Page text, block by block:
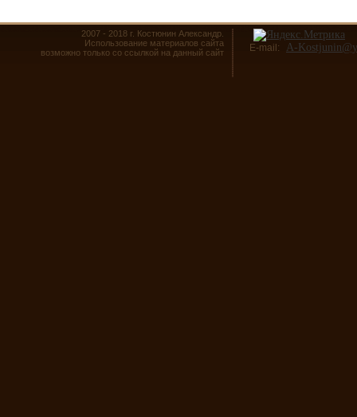
2007 - 2018 г. Костюнин Александр.
Использование материалов сайта
возможно только со ссылкой на данный сайт
E-mail: A-